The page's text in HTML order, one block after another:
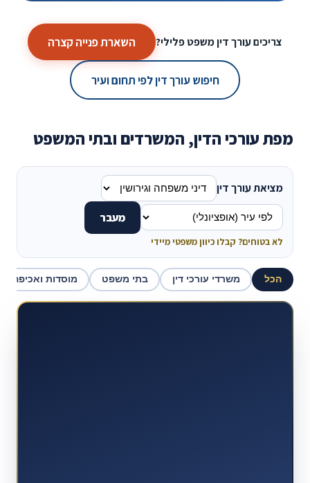
צריכים עורך דין משפט פלילי? השארת פנייה קצרה
חיפוש עורך דין לפי תחום ועיר
מפת עורכי הדין, המשרדים ובתי המשפט
מציאת עורך דין
מעבר
לא בטוחים? קבלו כיוון משפטי מיידי
הכל משרדי עורכי דין בתי משפט מוסדות ואכיפה